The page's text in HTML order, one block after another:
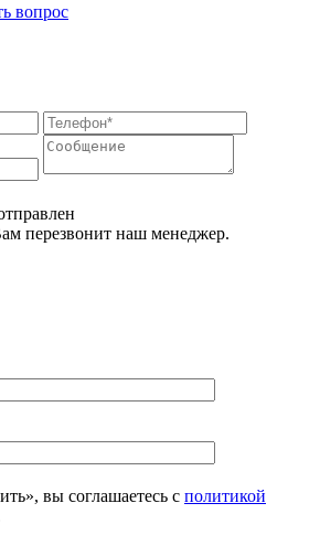
вопрос
перезвонит наш менеджер.
вы соглашаетесь c политикой